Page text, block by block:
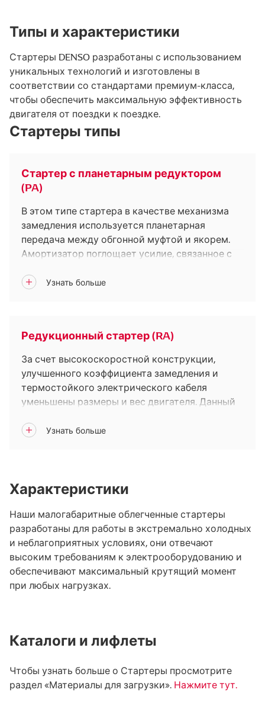
Типы и характеристики
Стартеры DENSO разработаны с использованием
уникальных технологий и изготовлены в
соответствии со стандартами премиум-класса,
чтобы обеспечить максимальную эффективность
двигателя от поездки к поездке.
Стартеры типы
Стартер с планетарным редуктором
(PA)
В этом типе стартера в качестве механизма
замедления используется планетарная
передача между обгонной муфтой и якорем.
Амортизатор поглощает усилие, связанное с
Этот тип стартера малогабаритный, легкий, он
Редукционный стартер (RA)
За счет высокоскоростной конструкции,
улучшенного коэффициента замедления и
термостойкого электрического кабеля
уменьшены размеры и вес двигателя. Данный
шлицевое соединение, что уменьшает размер
Характеристики
Наши малогабаритные облегченные стартеры
разработаны для работы в экстремально холодных
и неблагоприятных условиях, они отвечают
высоким требованиям к электрооборудованию и
обеспечивают максимальный крутящий момент
при любых нагрузках.
Каталоги и лифлеты
Чтобы узнать больше о Стартеры просмотрите
раздел «Материалы для загрузки». Нажмите тут.